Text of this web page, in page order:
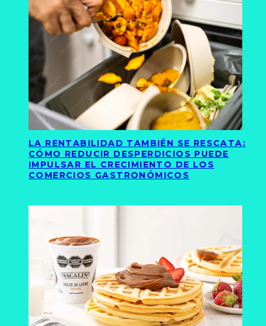
LA RENTABILIDAD TAMBIÉN SE RESCATA:
CÓMO REDUCIR DESPERDICIOS PUEDE
IMPULSAR EL CRECIMIENTO DE LOS
COMERCIOS GASTRONÓMICOS